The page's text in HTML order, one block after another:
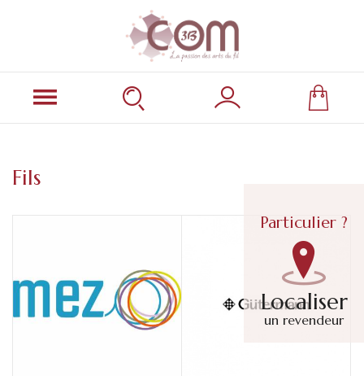
Particulier ?
Localiser
un revendeur
Fils